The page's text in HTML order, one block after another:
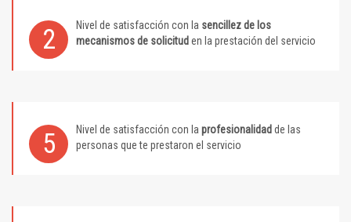
2 Nivel de satisfacción con la sencillez de los
mecanismos de solicitud en la prestación del servicio
5 Nivel de satisfacción con la profesionalidad de las
personas que te prestaron el servicio